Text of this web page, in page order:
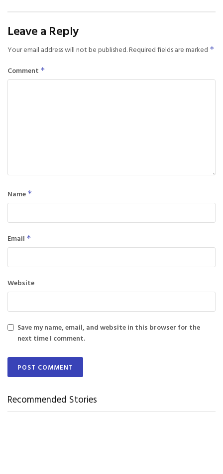
Leave a Reply
Your email address will not be published.Required fields are marked *
Comment *
Name *
Email *
Website
Save my name, email, and website in this browser for the
next time I comment.
Recommended Stories